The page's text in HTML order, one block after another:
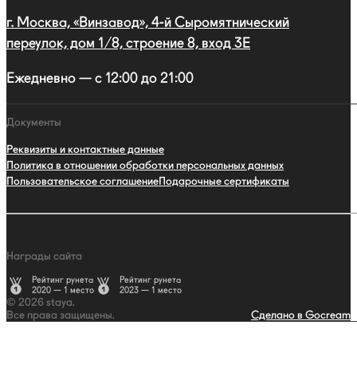
г. Москва, «Винзавод», 4-й Сыромятнический
переулок, дом 1/8, строение 8, вход 3E
Ежедневно — с 12:00 до 21:00
Документы
Реквизиты и контактные данные
Политика в отношении обработки персональных данных
Пользовательское соглашениеПодарочные сертификаты
Награды сайта
Рейтинг рунета
2020 — 1 место
Рейтинг рунета
2023 — 1 место
© 2026 staya.
Все права защищены.
Сделано в Gocream